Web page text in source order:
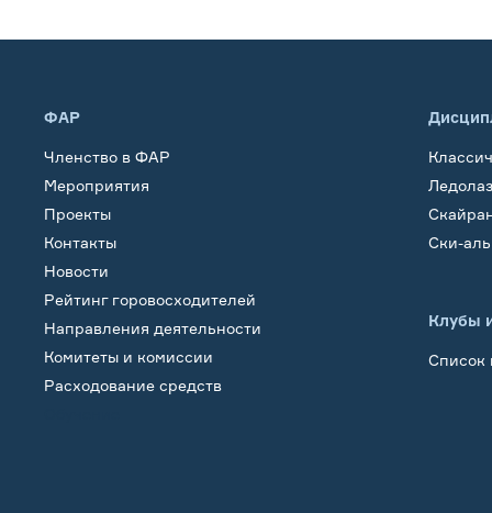
ФАР
Членство в ФАР
Мероприятия
Проекты
Контакты
Новости
Рейтинг горовосходителей
Направления деятельности
Комитеты и комиссии
Расходование средств
Ски-
Клубы
Список